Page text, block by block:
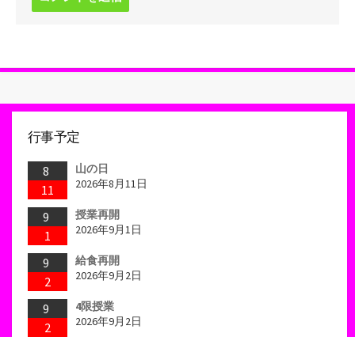
る
行事予定
8
11
山の日
2026年8月11日
9
1
授業再開
2026年9月1日
9
2
給食再開
2026年9月2日
9
2
4限授業
2026年9月2日